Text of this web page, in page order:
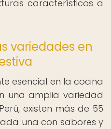
característicos a
variedades en
esencial en la cocina
una amplia variedad
existen más de 55
una con sabores y